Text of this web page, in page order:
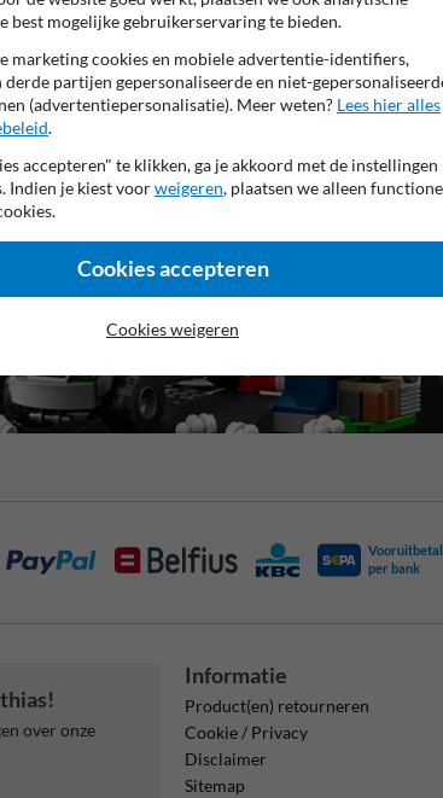
per bank
over onze
Informatie
Product(en) retourneren
Cookie / Privacy
Disclaimer
Sitemap
best mogelijke gebruikerservaring te bieden.
marketing cookies en mobiele advertentie-identifiers,
derde partijen gepersonaliseerde en niet-
(advertentiepersonalisatie). Meer weten? Lees hier alles
.
accepteren" te klikken, ga je akkoord met de instellingen
Indien je kiest voorweigeren, plaatsen we alleen
Cookies accepteren
Cookies weigeren